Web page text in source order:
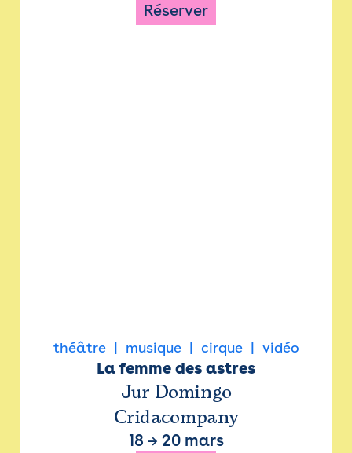
Réserver
théâtre musique cirque vidéo
La femme des astres
Jur Domingo
Cridacompany
18 → 20 mars